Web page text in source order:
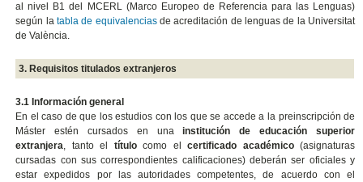
al nivel B1 del MCERL (Marco Europeo de Referencia para las Lenguas)
según la tabla de equivalenciasde acreditación de lenguas de la Universitat
de València.
3. Requisitos titulados extranjeros
3.1 Información general
En el caso de que los estudios con los que se accede a la preinscripción de
Máster estén cursados en unainstitución de educación superior
extranjera, tanto el títulocomo elcertificado académico(asignaturas
cursadas con sus correspondientes calificaciones) deberán ser oficiales y
estar expedidos por las autoridades competentes, de acuerdo con el